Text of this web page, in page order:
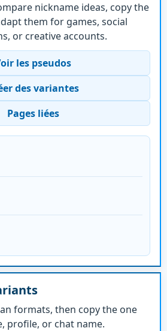
nickname ideas, copy the
them for games, social
or creative accounts.
les pseudos
des variantes
Pages liées
formats, then copy the one
profile, or chat name.